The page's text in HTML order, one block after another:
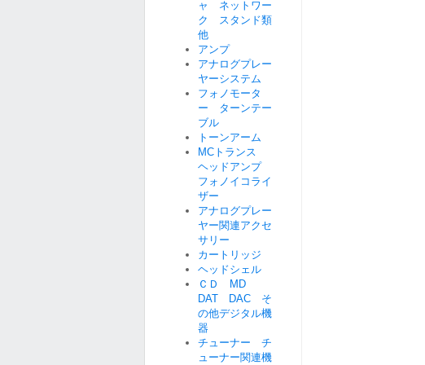
ャ ネットワー
ク スタンド類
他
アンプ
アナログプレー
ヤーシステム
フォノモータ
ー ターンテー
ブル
トーンアーム
MCトランス
ヘッドアンプ
フォノイコライ
ザー
アナログプレー
ヤー関連アクセ
サリー
カートリッジ
ヘッドシェル
ＣＤ MD
DAT DAC そ
の他デジタル機
器
チューナー チ
ューナー関連機